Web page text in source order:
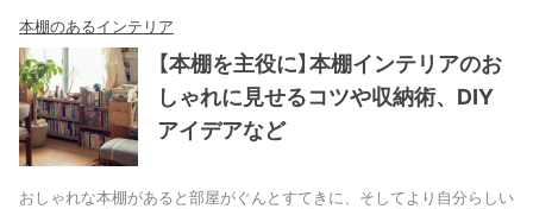
本棚のあるインテリア
【本棚を主役に】本棚インテリアのお
しゃれに見せるコツや収納術、DIY
アイデアなど
おしゃれな本棚があると部屋がぐんとすてきに、そしてより自分らしい